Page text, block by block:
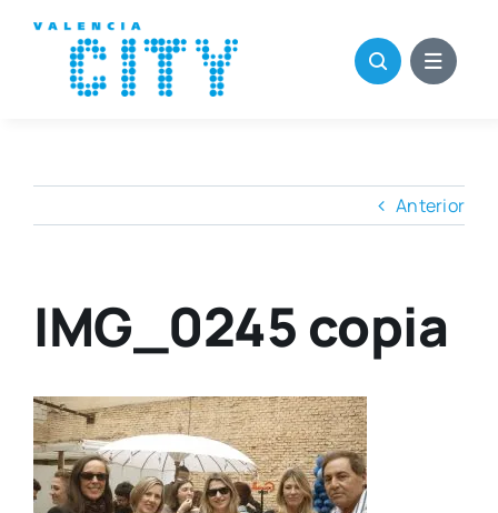
contenido
Anterior
IMG_0245 copia